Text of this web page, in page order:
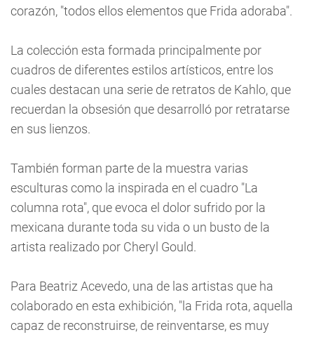
corazón, "todos ellos elementos que Frida adoraba".
La colección esta formada principalmente por
cuadros de diferentes estilos artísticos, entre los
cuales destacan una serie de retratos de Kahlo, que
recuerdan la obsesión que desarrolló por retratarse
en sus lienzos.
También forman parte de la muestra varias
esculturas como la inspirada en el cuadro "La
columna rota", que evoca el dolor sufrido por la
mexicana durante toda su vida o un busto de la
artista realizado por Cheryl Gould.
Para Beatriz Acevedo, una de las artistas que ha
colaborado en esta exhibición, "la Frida rota, aquella
capaz de reconstruirse, de reinventarse, es muy